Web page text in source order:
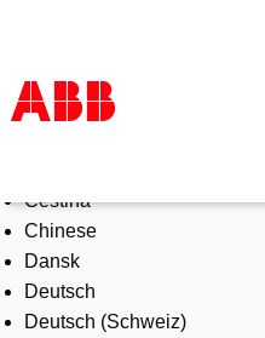
Products & Solutions
Industries
Services
About us
Where to buy
Čeština
Chinese
Dansk
Deutsch
Deutsch (Schweiz)